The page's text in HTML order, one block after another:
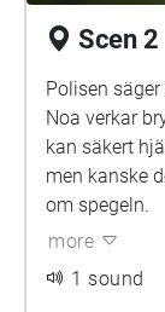
Scen 2
Polisen
Noa verkar
kan säkert
men kanske
om spegeln.
more
1 sound